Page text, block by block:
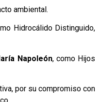
ambiental.
Hidrocálido Distinguido,
Napoleón, como Hijos
por su compromiso con